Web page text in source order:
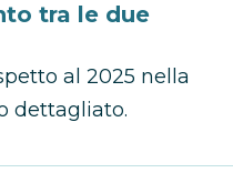
tra le due
al 2025 nella
dettagliato.